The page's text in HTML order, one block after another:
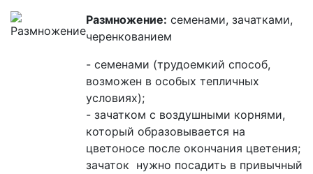
Размножение: семенами, зачатками,
черенкованием
- семенами (трудоемкий способ,
возможен в особых тепличных
условиях);
- зачатком с воздушными корнями,
который образовывается на
цветоносе после окончания цветения;
зачаток нужно посадить в привычный